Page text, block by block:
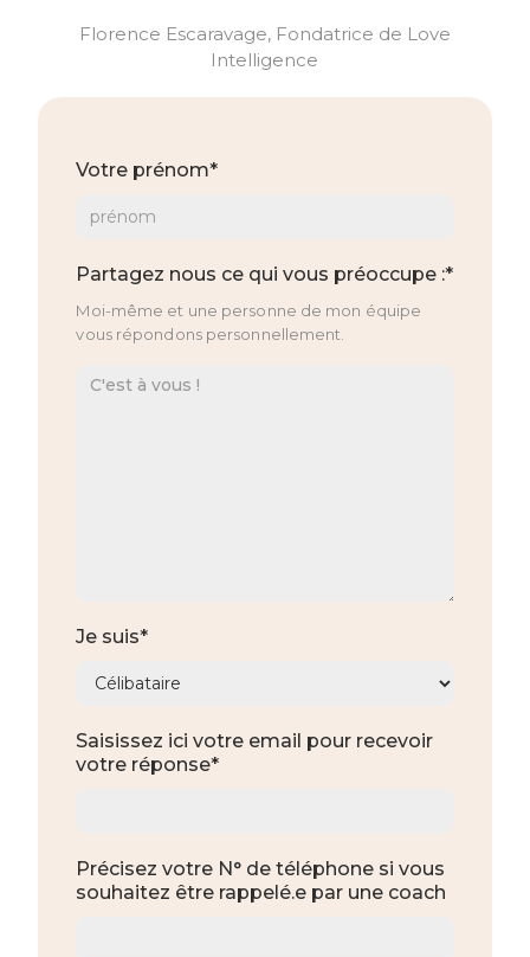
Florence Escaravage, Fondatrice de Love
Intelligence
Votre prénom*
Partagez nous ce qui vous préoccupe :*
Moi-même et une personne de mon équipe
vous répondons personnellement.
Je suis*
Saisissez ici votre email pour recevoir
votre réponse*
Précisez votre N° de téléphone si vous
souhaitez être rappelé.e par une coach